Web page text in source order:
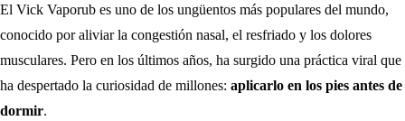
El Vick Vaporub es uno de los ungüentos más populares del mundo,
conocido por aliviar la congestión nasal, el resfriado y los dolores
musculares. Pero en los últimos años, ha surgido una práctica viral que
ha despertado la curiosidad de millones: aplicarlo en los pies antes de
dormir.